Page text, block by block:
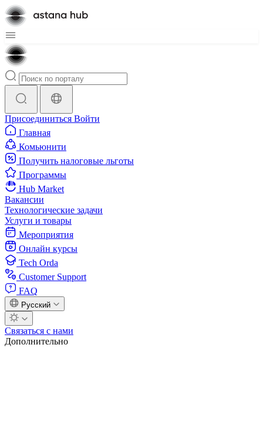
Присоединиться Войти
Главная
Комьюнити
Получить налоговые льготы
Программы
Hub Market
Вакансии
Технологические задачи
Услуги и товары
Мероприятия
Онлайн курсы
Tech Orda
Customer Support
FAQ
Русский
Связаться с нами
Дополнительно